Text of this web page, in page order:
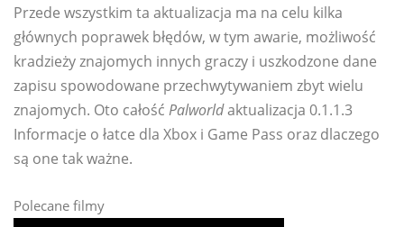
Przede wszystkim ta aktualizacja ma na celu kilka
głównych poprawek błędów, w tym awarie, możliwość
kradzieży znajomych innych graczy i uszkodzone dane
zapisu spowodowane przechwytywaniem zbyt wielu
znajomych. Oto całość Palworldaktualizacja 0.1.1.3
Informacje o łatce dla Xbox i Game Pass oraz dlaczego
są one tak ważne.
Polecane filmy